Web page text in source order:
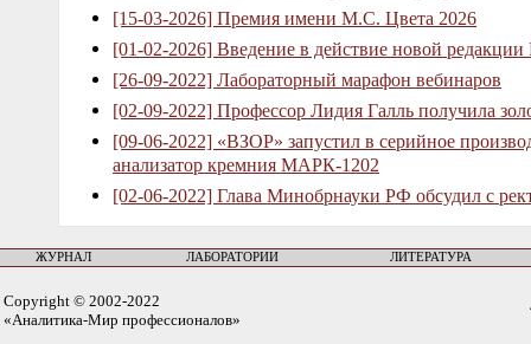
[15-03-2026] Премия имени М.С. Цвета 2026
[01-02-2026] Введение в действие новой
[26-09-2022] Лабораторный марафон вебинаров
[02-09-2022] Профессор Лидия Галль получила
[09-06-2022] «ВЗОР» запустил в серийное
анализатор кремния МАРК-1202
[02-06-2022] Глава Минобрнауки РФ обсудил с
ЖУРНАЛ ЛАБОРАТОРИИ ЛИТЕРАТУРА
Copyright © 2002-2022
«Аналитика-Мир профессионалов»